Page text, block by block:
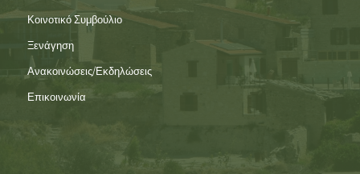
Κοινοτικό Συμβούλιο
Ξενάγηση
Ανακοινώσεις/Εκδηλώσεις
Επικοινωνία